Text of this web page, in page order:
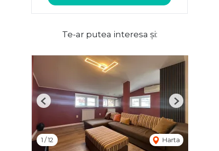
Te-ar putea interesa și:
1 /12 Harta
Previous Next